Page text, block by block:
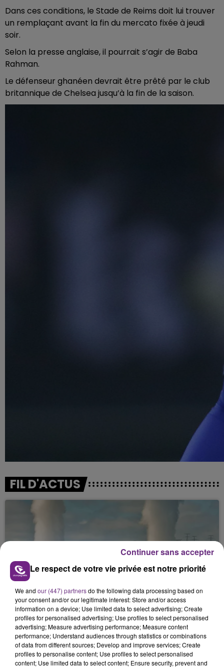
Dans ces conditions, le Stade de Reims doit lui trouver
un remplaçant avant la fin du mercato fixée à jeudi
soir.
Selon la presse anglaise, il pourrait s’agir de Baba
Rahman.
Le défenseur ghanéen devrait être prêté par le club
britannique de Chelsea jusqu’à la fin de la saison.
FIL D'ACTUS
LA CENTRALE NUCLÉAIRE DE CHOOZ
TOUJOURS À L'ARRÊT
Cela fait déjà une semaine que la centrale
nucléaire ardennaise est à l'arrêt. Une situation
justifiée par la sécheresse intense qui est toujours
présente.
Le respect de votre vie privée est notre priorité
We and our (447) partnersdo the following data processing based on
your consent and/or our legitimate interest: Store and/or access
information on a device; Use limited data to select advertising; Create
profiles for personalised advertising; Use profiles to select personalised
advertising; Measure advertising performance; Measure content
performance; Understand audiences through statistics or combinations
of data from different sources; Develop and improve services; Create
profiles to personalise content; Use profiles to select personalised
content; Use limited data to select content; Ensure security, prevent and
Continuer sans accepter